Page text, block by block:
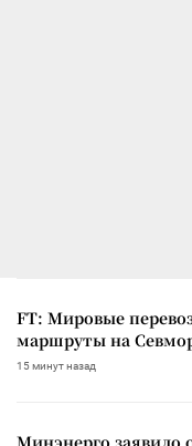
FT: Мировые
маршруты на
15 минут назад
Минэнерго заявило